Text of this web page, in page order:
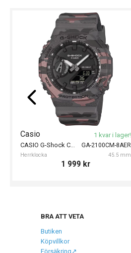
GA-2100CM-8AER
Casio
Herrklocka 45.5 mm
1 kvar i lager!
1 999 kr
BRA ATT VETA
Butiken
Köpvillkor
Försäkring↗️